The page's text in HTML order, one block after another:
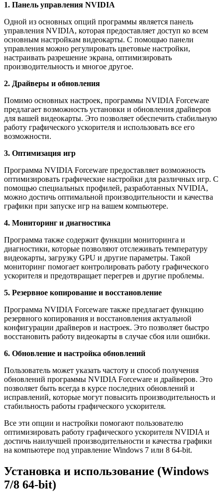
1. Панель управления NVIDIA
Одной из основных опций программы является панель
управления NVIDIA, которая предоставляет доступ ко всем
основным настройкам видеокарты. С помощью панели
управления можно регулировать цветовые настройки,
настраивать разрешение экрана, оптимизировать
производительность и многое другое.
2. Драйверы и обновления
Помимо основных настроек, программы NVIDIA Forceware
предлагает возможность установки и обновления драйверов
для вашей видеокарты. Это позволяет обеспечить стабильную
работу графического ускорителя и использовать все его
возможности.
3. Оптимизация игр
Программа NVIDIA Forceware предоставляет возможность
оптимизировать графические настройки для различных игр. С
помощью специальных профилей, разработанных NVIDIA,
можно достичь оптимальной производительности и качества
графики при запуске игр на вашем компьютере.
4. Мониторинг и диагностика
Программа также содержит функции мониторинга и
диагностики, которые позволяют отслеживать температуру
видеокарты, загрузку GPU и другие параметры. Такой
мониторинг помогает контролировать работу графического
ускорителя и предотвращает перегрев и другие проблемы.
5. Резервное копирование и восстановление
Программа NVIDIA Forceware также предлагает функцию
резервного копирования и восстановления актуальной
конфигурации драйверов и настроек. Это позволяет быстро
восстановить работу видеокарты в случае сбоя или ошибки.
6. Обновление и настройка обновлений
Пользователь может указать частоту и способ получения
обновлений программы NVIDIA Forceware и драйверов. Это
позволяет быть всегда в курсе последних обновлений и
исправлений, которые могут повысить производительность и
стабильность работы графического ускорителя.
Все эти опции и настройки помогают пользователю
оптимизировать работу графического ускорителя NVIDIA и
достичь наилучшей производительности и качества графики
на компьютере под управление Windows 7 или 8 64-bit.
Установка и использование (Windows
7/8 64-bit)